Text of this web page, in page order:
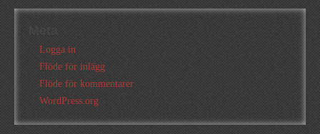
Meta
Logga in
Flöde för inlägg
Flöde för kommentarer
WordPress.org